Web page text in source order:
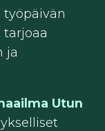
tarjoaa
ja
Utun